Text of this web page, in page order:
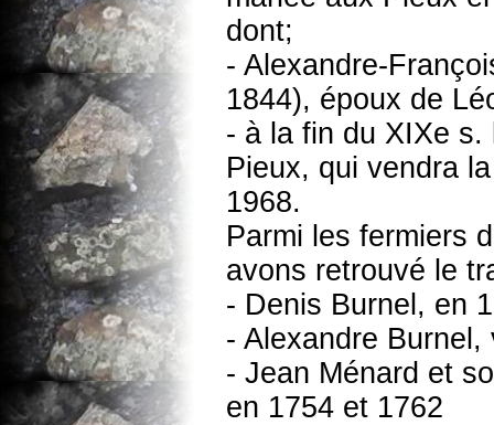
dont;
- Alexandre-
1844), époux de
- à la fin du XIXe
Pieux, qui vendra
1968.
Parmi les fermiers
avons retrouvé le
- Denis Burnel, en
- Alexandre Burnel,
- Jean Ménard et
en 1754 et 1762